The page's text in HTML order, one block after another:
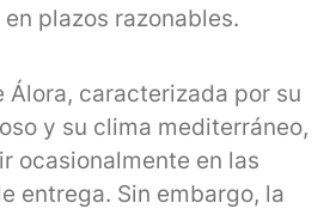
plazos razonables.
Álora, caracterizada por su
y su clima mediterráneo,
ocasionalmente en las
entrega. Sin embargo, la